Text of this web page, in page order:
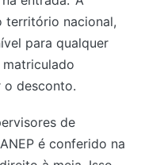
território nacional,
para qualquer
o desconto.
de
é conferido na